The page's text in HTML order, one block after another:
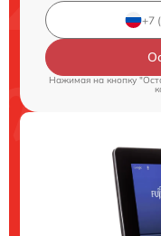
Нажимая на кнопку